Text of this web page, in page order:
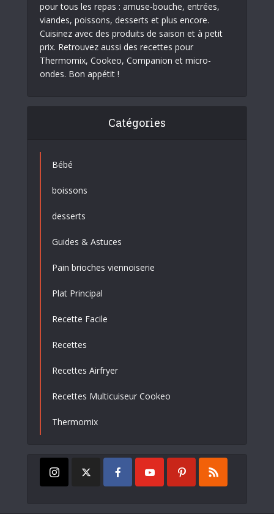
pour tous les repas : amuse-bouche, entrées,
viandes, poissons, desserts et plus encore.
Cuisinez avec des produits de saison et à petit
prix. Retrouvez aussi des recettes pour
Thermomix, Cookeo, Companion et micro-
ondes. Bon appétit !
Catégories
Bébé
boissons
desserts
Guides & Astuces
Pain brioches viennoiserie
Plat Principal
Recette Facile
Recettes
Recettes Airfryer
Recettes Multicuiseur Cookeo
Thermomix